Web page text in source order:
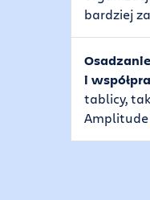
bardziej
i
tablicy,
Amplitude